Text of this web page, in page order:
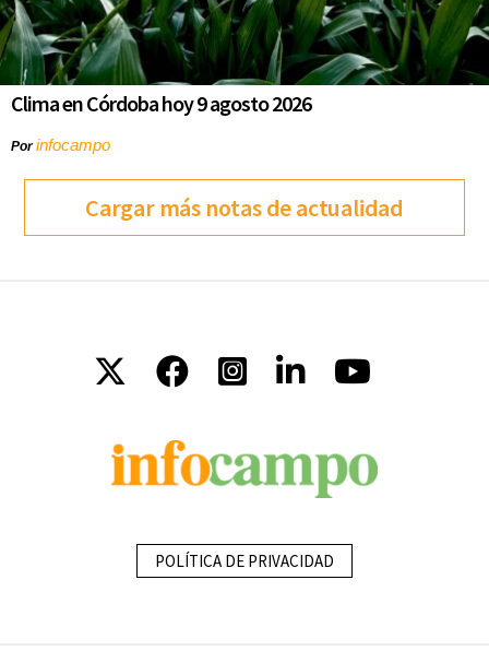
Clima en Córdoba hoy 9 agosto 2026
Porinfocampo
Cargar más notas de actualidad
POLÍTICA DE PRIVACIDAD